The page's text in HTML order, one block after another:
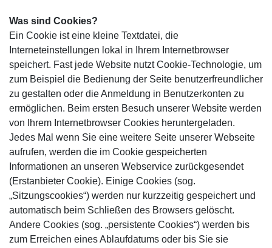
Was sind Cookies?
Ein Cookie ist eine kleine Textdatei, die
Interneteinstellungen lokal in Ihrem Internetbrowser
speichert. Fast jede Website nutzt Cookie-Technologie, um
zum Beispiel die Bedienung der Seite benutzerfreundlicher
zu gestalten oder die Anmeldung in Benutzerkonten zu
ermöglichen. Beim ersten Besuch unserer Website werden
von Ihrem Internetbrowser Cookies heruntergeladen.
Jedes Mal wenn Sie eine weitere Seite unserer Webseite
aufrufen, werden die im Cookie gespeicherten
Informationen an unseren Webservice zurückgesendet
(Erstanbieter Cookie). Einige Cookies (sog.
„Sitzungscookies“) werden nur kurzzeitig gespeichert und
automatisch beim Schließen des Browsers gelöscht.
Andere Cookies (sog. „persistente Cookies“) werden bis
zum Erreichen eines Ablaufdatums oder bis Sie sie